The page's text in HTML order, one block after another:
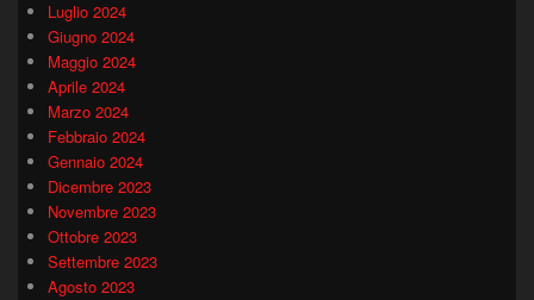
Luglio 2024
Giugno 2024
Maggio 2024
Aprile 2024
Marzo 2024
Febbraio 2024
Gennaio 2024
Dicembre 2023
Novembre 2023
Ottobre 2023
Settembre 2023
Agosto 2023